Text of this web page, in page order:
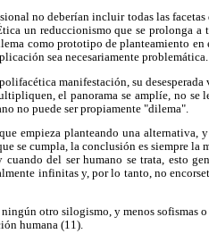
no deberían incluir todas las
un reduccionismo que se prolonga
como prototipo de planteamiento en
sea necesariamente problemática.
manifestación, su
el panorama se amplíe, no se
no puede ser propiamente "dilema".
empieza planteando una alternativa,
se cumpla, la conclusión es siempre la
del ser humano se trata, esto
infinitas y, por lo tanto, no
otro silogismo, y menos sofismas
humana (11).